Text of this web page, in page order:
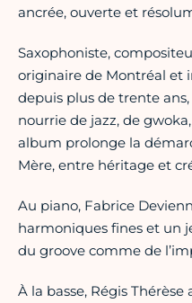
ancrée, ouverte et
Saxophoniste,
originaire de Montréal et
depuis plus de trente
nourrie de jazz, de
album prolonge la
Mère, entre héritage et
Au piano, Fabrice
harmoniques fines et un
du groove comme de
À la basse, Régis